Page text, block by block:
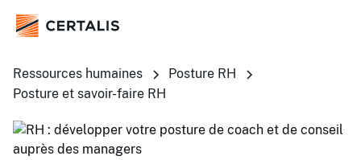
Ressources humaines
Posture RH
Posture et savoir-faire RH